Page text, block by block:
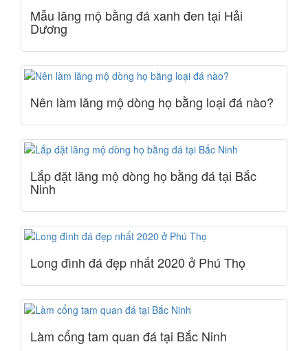
Mẫu lăng mộ bằng đá xanh đen tại Hải
Dương
Nên làm lăng mộ dòng họ bằng loại đá nào?
Lắp đặt lăng mộ dòng họ bằng đá tại Bắc
Ninh
Long đình đá đẹp nhất 2020 ở Phú Thọ
Làm cổng tam quan đá tại Bắc Ninh